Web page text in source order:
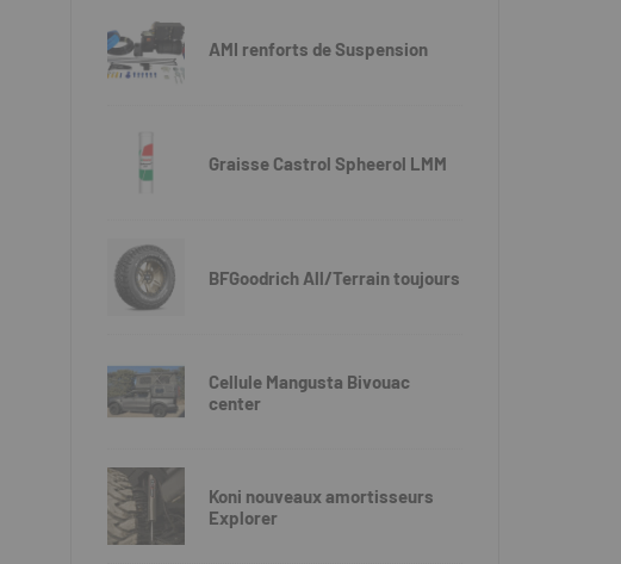
AMI renforts de Suspension
Graisse Castrol Spheerol LMM
BFGoodrich All/Terrain toujours
Cellule Mangusta Bivouac
center
Koni nouveaux amortisseurs
Explorer